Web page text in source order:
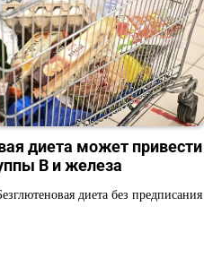
диета может привести
В и железа
диета без предписания